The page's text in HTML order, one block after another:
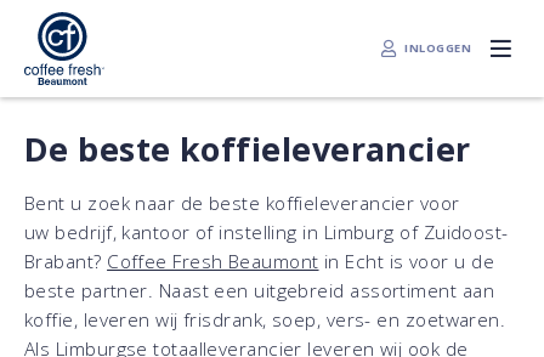
INLOGGEN
De beste koffieleverancier
Bent u zoek naar de beste koffieleverancier voor
uw bedrijf, kantoor of instelling in Limburg of Zuidoost-
Brabant? Coffee Fresh Beaumont in Echt is voor u de
beste partner. Naast een uitgebreid assortiment aan
koffie, leveren wij frisdrank, soep, vers- en zoetwaren.
Als Limburgse totaalleverancier leveren wij ook de